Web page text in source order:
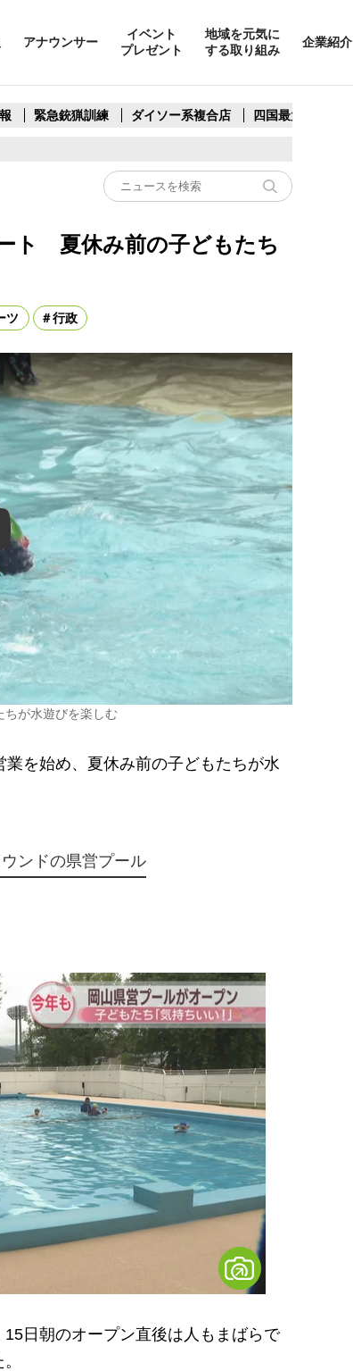
アナウンサー
イベント
プレゼント
地域を元気に
する取り組み
企業紹介
緊急銃猟訓練 ダイソー系複合店 四国最大スリコ
ト 夏休み前の子どもたち
ツ 行政
が水遊びを楽しむ
を始め、夏休み前の子どもたちが水
ンドの県営プール
日朝のオープン直後は人もまばらで